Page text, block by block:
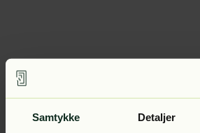
Samtykke Detaljer